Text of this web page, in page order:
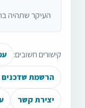
העיקר שתהיה
קישורים חשובים:
הרשמת שדכנים
יצירת קשר